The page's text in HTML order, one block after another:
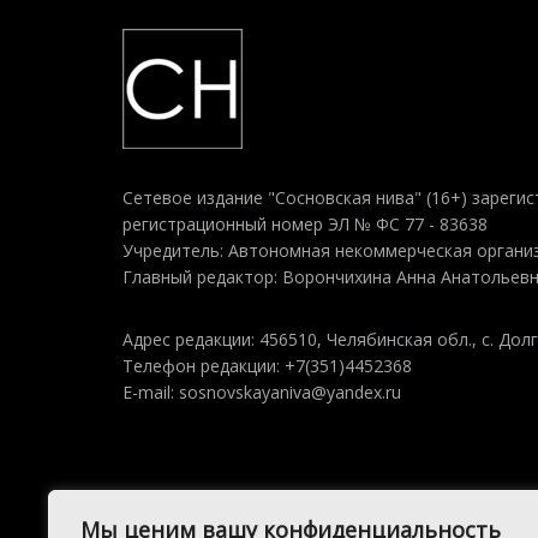
Мы ценим вашу конфиденциальность
Сетевое издание "Сосновская нива" (16+)
регистрационный номер ЭЛ № ФС 77 - 83638
Учредитель: Автономная некоммерческая
Главный редактор: Ворончихина Анна
Адрес редакции: 456510, Челябинская обл., с.
Телефон редакции: +7(351)4452368
E-mail: sosnovskayaniva@yandex.ru